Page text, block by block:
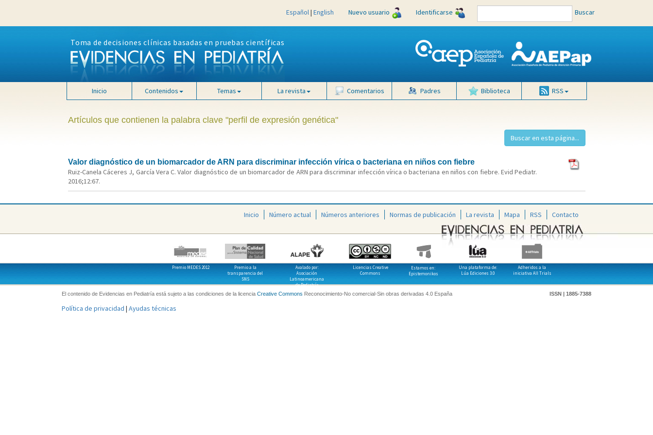
Español| English Nuevo usuario Identificarse Buscar
Toma de decisiones clínicas basadas en pruebas científicas
Inicio Contenidos Temas La revista Comentarios Padres Biblioteca RSS
Artículos que contienen la palabra clave "perfil de expresión genética"
Valor diagnóstico de un biomarcador de ARN para discriminar infección vírica o bacteriana en niños con fiebre
Ruiz-Canela Cáceres J, García Vera C. Valor diagnóstico de un biomarcador de ARN para discriminar infección vírica o bacteriana en niños con fiebre. Evid Pediatr.
2016;12:67.
Inicio Número actual Números anteriores Normas de publicación La revista Mapa RSS Contacto
Premio MEDES 2012
Premio a la
transparencia del
SNS
Avalado por:
Asociación
Latinoamericana
de Pediatría
Licencias Creative
Commons
Estamos en:
Epistemonikos
Una plataforma de:
Lúa Ediciones 3.0
Adheridos a la
iniciativa All Trials
El contenido de Evidencias en Pediatría está sujeto a las condiciones de la licencia Creative Commons Reconocimiento-No comercial-Sin obras derivadas 4.0 España ISSN | 1885-7388
Política de privacidad | Ayudas técnicas